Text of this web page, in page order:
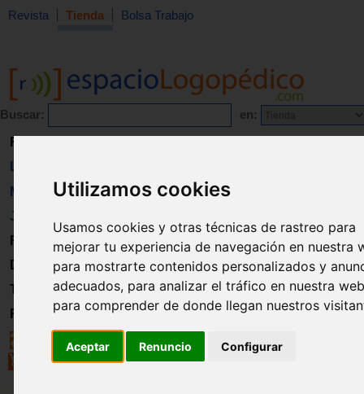
Utilizamos cookies
Usamos cookies y otras técnicas de rastreo para
mejorar tu experiencia de navegación en nuestra
para mostrarte contenidos personalizados y
adecuados, para analizar el tráfico en nuestra
para comprender de donde llegan nuestros
Aceptar Renuncio Configurar
Revista Tienda Bolsa Trabajo
Buscar: en:
Revista
Libros
Material
Juguetes
Formación
Directorio
Trabajo
Registro